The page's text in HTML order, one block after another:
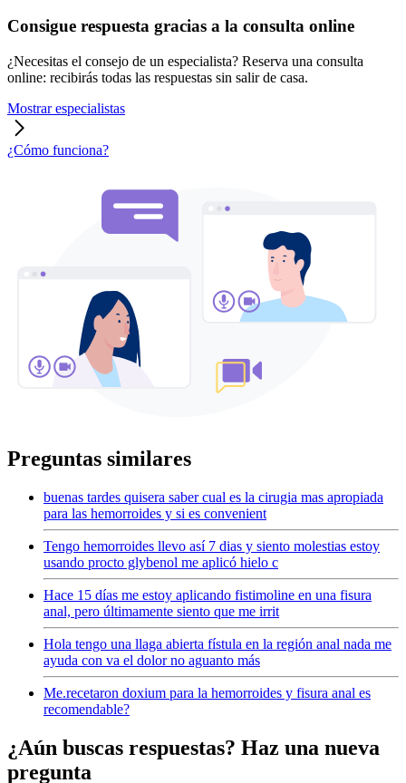
Consigue respuesta gracias a la consulta online
¿Necesitas el consejo de un especialista? Reserva una consulta
online: recibirás todas las respuestas sin salir de casa.
Mostrar especialistas
¿Cómo funciona?
Preguntas similares
buenas tardes quisera saber cual es la cirugia mas apropiada
para las hemorroides y si es convenient
Tengo hemorroides llevo así 7 dias y siento molestias estoy
usando procto glybenol me aplicó hielo c
Hace 15 días me estoy aplicando fistimoline en una fisura
anal, pero últimamente siento que me irrit
Hola tengo una llaga abierta fístula en la región anal nada me
ayuda con va el dolor no aguanto más
Me.recetaron doxium para la hemorroides y fisura anal es
recomendable?
¿Aún buscas respuestas? Haz una nueva
pregunta